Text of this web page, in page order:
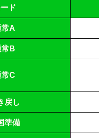
ド
常A
常B
常C
戻し
準備